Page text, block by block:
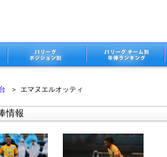
＞ エマヌエルオッティ
情報